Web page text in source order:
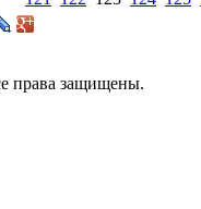
права защищены.